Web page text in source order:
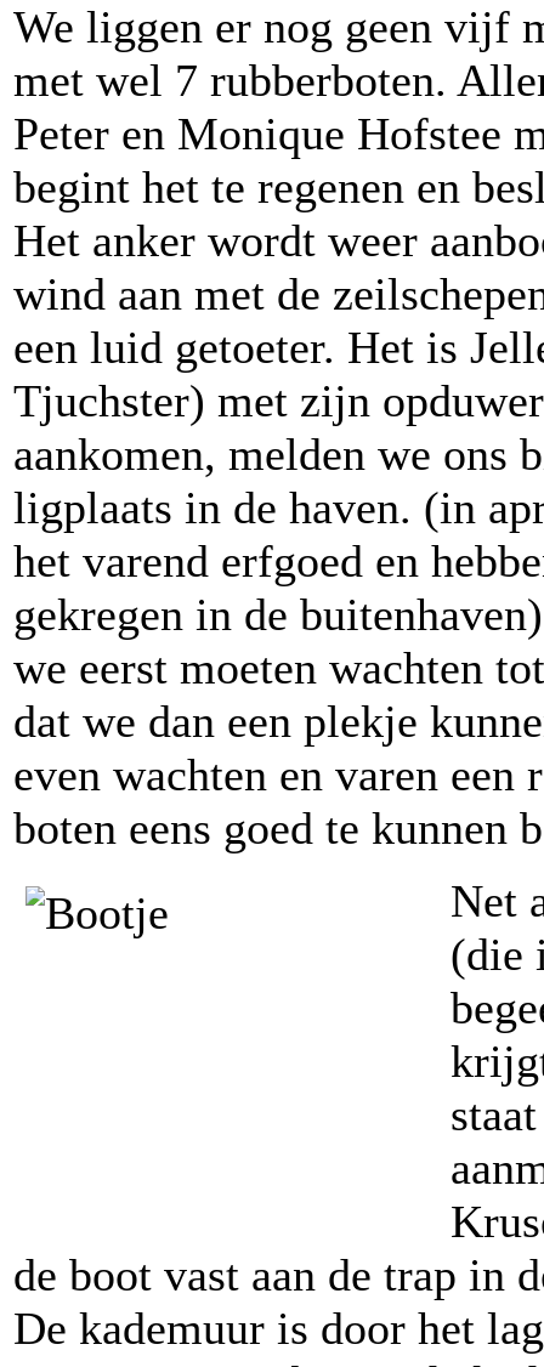
We liggen er nog geen vijf
met wel 7 rubberboten.
Peter en Monique Hofstee
begint het te regenen en
Het anker wordt weer
wind aan met de
een luid getoeter. Het is
Tjuchster) met zijn
aankomen, melden we ons
ligplaats in de haven. (in
het varend erfgoed en
gekregen in de
we eerst moeten wachten
dat we dan een plekje
even wachten en varen
boten eens goed te kunnen
Net
(die
de boot vast aan de trap in
De kademuur is door het